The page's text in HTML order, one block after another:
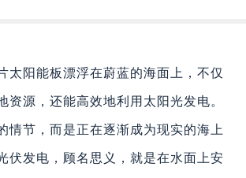
太阳能板漂浮在蔚蓝的海面上，不仅
资源，还能高效地利用太阳光发电。
情节，而是正在逐渐成为现实的海上
伏发电，顾名思义，就是在水面上安